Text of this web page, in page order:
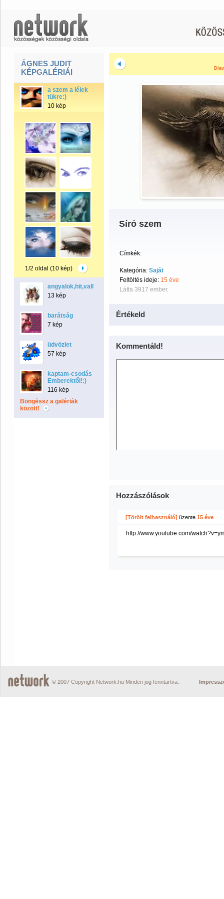
ÁGNES JUDIT
KÉPGALÉRIÁI
a szem a lélek
tükre:)
10 kép
1/2 oldal (10 kép)
angyalok,hit,vallás
13 kép
barátság
7 kép
üdvözlet
57 kép
kaptam-csodás
Emberektől!:)
116 kép
Böngéssz a galériák
között!
Síró szem
Címkék:
Kategória: Saját
Feltöltés ideje: 15 éve
Látta 3917 ember.
Értékeld
Kommentáld!
Hozzászólások
[Törölt felhasználó] üzente 15 éve
http://www.youtube.com/
© 2007 Copyright Network.hu Minden jog fenntartva.